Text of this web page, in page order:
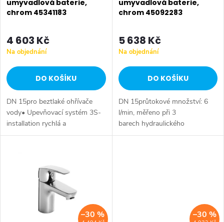
r
d
u
k
t
ů
r
o
d
u
k
t
umyvadlová baterie,
chrom 45341183
4 603 Kč
Na objednání
DO KOŠÍKU
DN 15pro beztlaké ohřívače
vody• Upevňovací systém 3S-
installation rychlá a
jednoduchá montáž• připojení
umyvadlová baterie,
chrom 45092283
5 638 Kč
Na objednání
DO KOŠÍKU
DN 15průtokové množství: 6
l/min, měřeno při 3
barech hydraulického
tlakuupevňovací systém 3S-
–30 % –30 %